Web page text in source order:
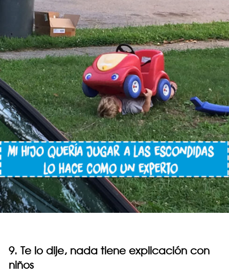
9. Te lo dije, nada tiene explicación con
niños